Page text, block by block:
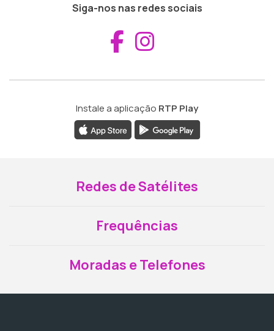
Siga-nos nas redes sociais
Aceder ao
Instale a aplicação RTP Play
Redes de Satélites
Frequências
Moradas e Telefones